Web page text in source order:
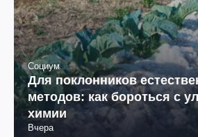
Социум
Для поклонников
методов: как бороться с
химии
Вчера